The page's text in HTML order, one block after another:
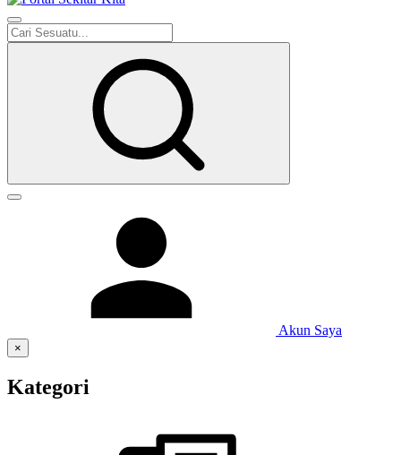
Akun Saya
×
Kategori